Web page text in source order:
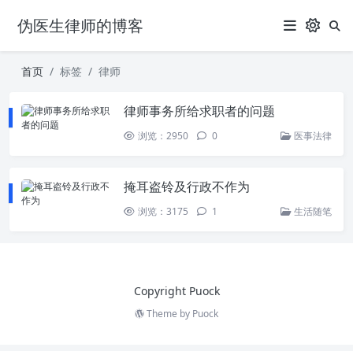
伪医生律师的博客
首页 标签 律师
律师事务所给求职者的问题
浏览：2950 0 医事法律
掩耳盗铃及行政不作为
浏览：3175 1 生活随笔
Copyright Puock
Theme by Puock